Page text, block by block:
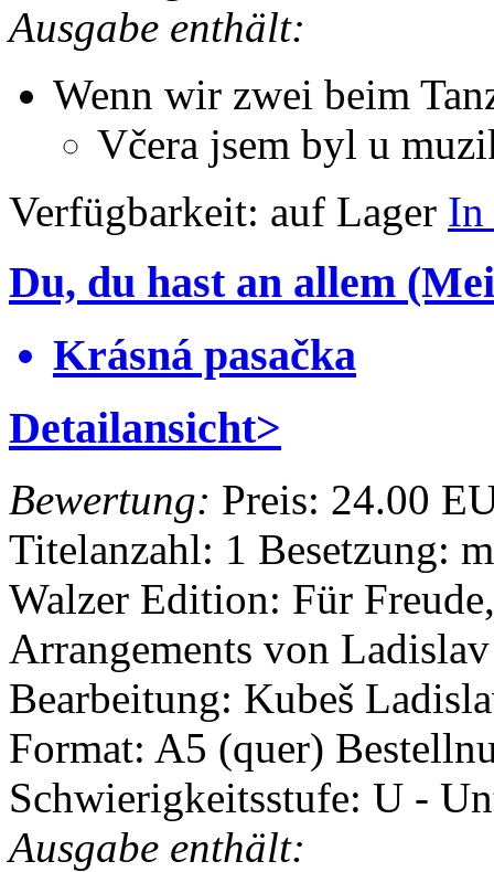
Ausgabe enthält:
Wenn wir zwei beim
Včera jsem byl u
Verfügbarkeit: auf Lager In
Du, du hast an allem
Krásná pasačka
Detailansicht>
Bewertung: Preis: 24.00
Titelanzahl: 1 Besetzung:
Walzer Edition: Für
Arrangements von
Bearbeitung: Kubeš
Format: A5 (quer)
Schwierigkeitsstufe: U -
Ausgabe enthält: